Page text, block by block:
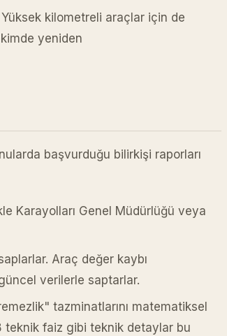
Yüksek kilometreli araçlar için de
yeniden
başvurduğu bilirkişi raporları
Karayolları Genel Müdürlüğü veya
Araç değer kaybı
verilerle saptarlar.
tazminatlarını matematiksel
teknik faiz gibi teknik detaylar bu